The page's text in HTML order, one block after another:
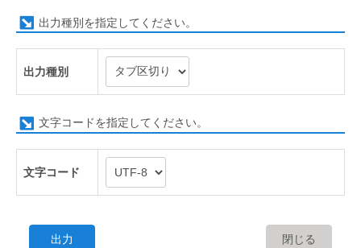
出力種別を指定してください。
出力種別
文字コードを指定してください。
文字コード